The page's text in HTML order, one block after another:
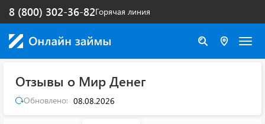
Горячая линия
8 (800) 302-36-82
Отзывы о Мир Денег
Обновлено: 08.08.2026